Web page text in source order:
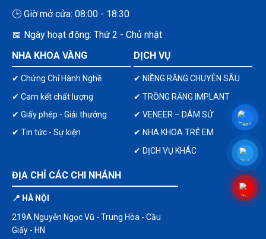
🕒 Giờ mở cửa: 08:00 - 18:30
📅 Ngày hoạt động: Thứ 2 - Chủ nhật
NHA KHOA VÀNG
✔ Chứng Chỉ Hành Nghề
✔ Cam kết chất lượng
✔ Giấy phép - Giải thưởng
✔ Tin tức - Sự kiện
DỊCH VỤ
✔ NIỀNG RĂNG CHUYÊN SÂU
✔ TRỒNG RĂNG IMPLANT
✔ VENEER – DÁM SỨ
✔ NHA KHOA TRẺ EM
✔ DỊCH VỤ KHÁC
ĐỊA CHỈ CÁC CHI NHÁNH
📍 HÀ NỘI
219A Nguyễn Ngọc Vũ - Trung Hòa - Cầu
Giấy - HN